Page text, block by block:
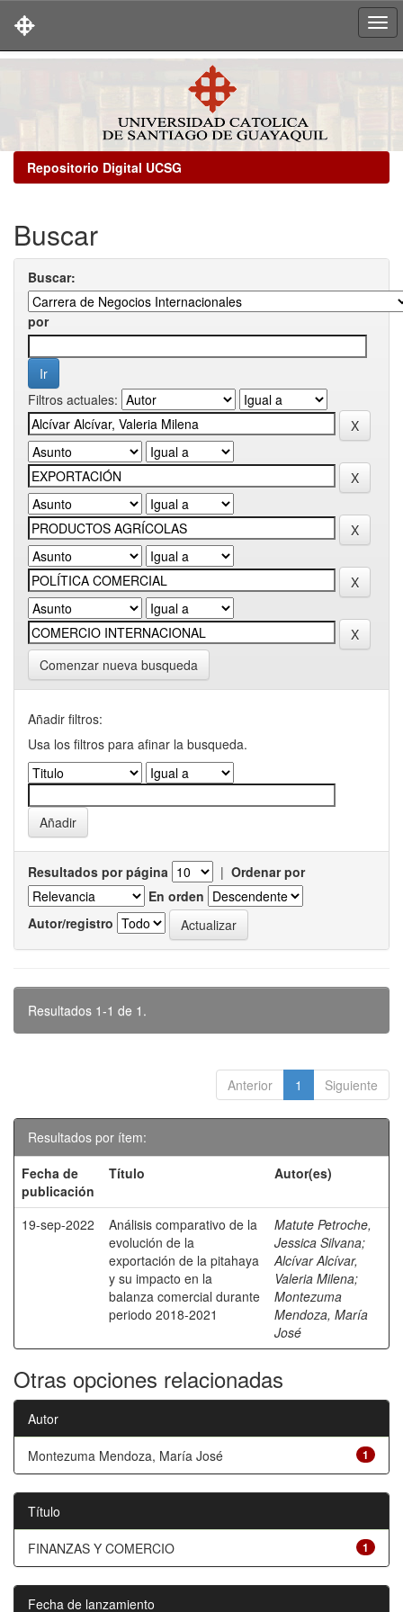
Repositorio Digital UCSG
Buscar
Buscar:
por
Filtros actuales:
Comenzar nueva busqueda
Añadir filtros:
Usa los filtros para afinar la busqueda.
Resultados por página | Ordenar por
En orden
Autor/registro
Resultados 1-1 de 1.
Anterior 1 Siguiente
Resultados por ítem:
Fecha de
publicación
Título Autor(es)
19-sep-2022
Análisis comparativo de la
evolución de la
exportación de la pitahaya
y su impacto en la
balanza comercial durante
periodo 2018-2021
Matute Petroche,
Jessica Silvana;
Alcívar Alcívar,
Valeria Milena;
Montezuma
Mendoza, María
José
Otras opciones relacionadas
Autor
1
Montezuma Mendoza, María José
Título
1
FINANZAS Y COMERCIO
Fecha de lanzamiento